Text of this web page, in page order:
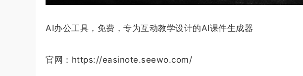
AI办公工具，免费，专为互动教学设计的AI课件生成器
官网：https://easinote.seewo.com/